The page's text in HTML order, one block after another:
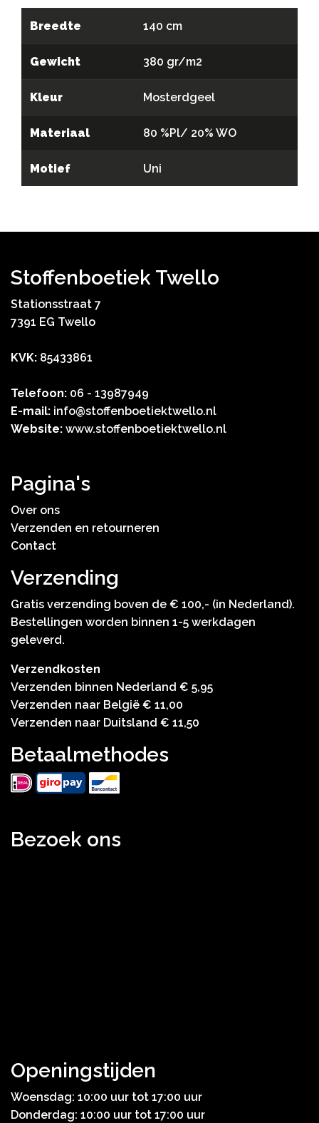
Breedte 140 cm
Gewicht 380 gr/m2
Kleur Mosterdgeel
Materiaal 80 %Pl/ 20% WO
Motief Uni
Stoffenboetiek Twello
Stationsstraat 7
7391 EG Twello
KVK: 85433861
Telefoon: 06 - 13987949
E-mail: info@stoffenboetiektwello.nl
Website: www.stoffenboetiektwello.nl
Pagina's
Over ons
Verzenden en retourneren
Contact
Verzending
Gratis verzending boven de € 100,- (in Nederland).
Bestellingen worden binnen 1-5 werkdagen
geleverd.
Verzendkosten
Verzenden binnen Nederland € 5,95
Verzenden naar België € 11,00
Verzenden naar Duitsland € 11,50
Betaalmethodes
Bezoek ons
Openingstijden
Woensdag: 10:00 uur tot 17:00 uur
Donderdag: 10:00 uur tot 17:00 uur